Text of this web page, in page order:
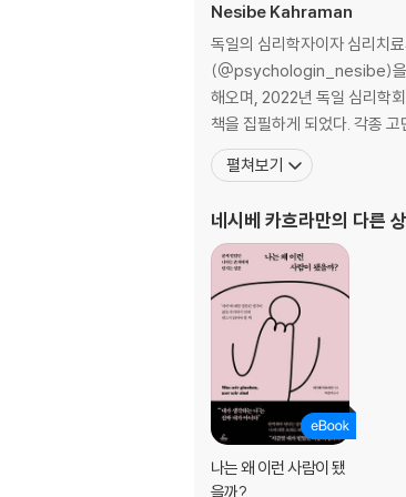
6장 어머니의 다정하고 두려운
다양한 관점
7장 나를 괴롭히는 그를 여전히
8장 받기만 하는 남편에게 기대
호혜성|환상 깨기
9장 우리는 자신이 누리지 못한
불완전성 수용|자기중심적 관점 극
10장 서로 다른 세계는 하나의
모호성 수용의 한계
11장 무절제한 관용은 관용의 본
Nesibe Kahraman
독일의 심리학자이자 심리치
(@psychologin_nesibe)을
해오며, 2022년 독일 심리학
책을 집필하게 되었다. 각종
펼쳐보기
네시베 카흐라만의 다른
나는 왜 이런 사람이 됐
을까?